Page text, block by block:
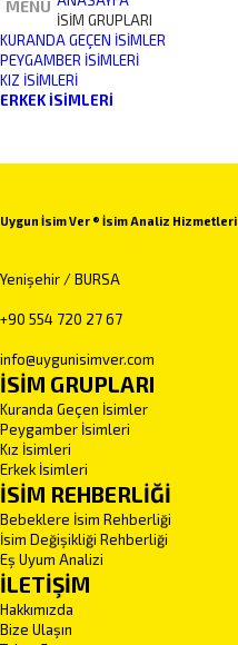
MENU
İSİM GRUPLARI
KURANDA GEÇEN İSIMLER
PEYGAMBER İSIMLERI
KIZ İSIMLERI
ERKEK İSIMLERI
Uygun İsim Ver ® İsim Analiz Hizmetleri
Yenişehir / BURSA
+90 554 720 27 67
info@uygunisimver.com
İSİM GRUPLARI
Kuranda Geçen İsimler
Peygamber İsimleri
Kız İsimleri
Erkek İsimleri
İSİM REHBERLİĞİ
Bebeklere İsim Rehberliği
İsim Değişikliği Rehberliği
Eş Uyum Analizi
İLETİŞİM
Hakkımızda
Bize Ulaşın